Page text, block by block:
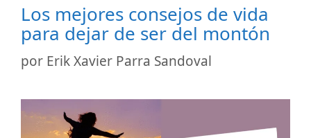
Los mejores consejos de vida
para dejar de ser del montón
por Erik Xavier Parra Sandoval